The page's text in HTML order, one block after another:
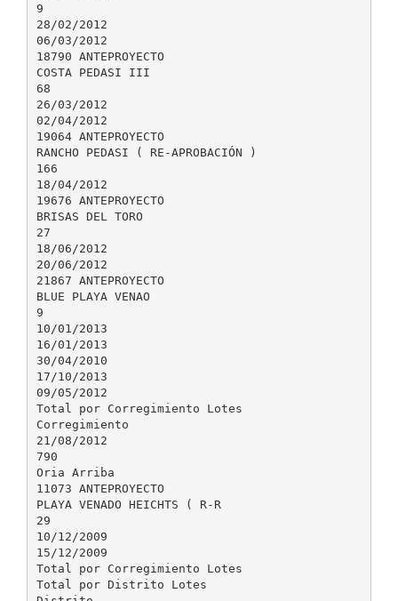
9
28/02/2012
06/03/2012
18790 ANTEPROYECTO
COSTA PEDASI III
68
26/03/2012
02/04/2012
19064 ANTEPROYECTO
RANCHO PEDASI ( RE-APROBACIÓN )
166
18/04/2012
19676 ANTEPROYECTO
BRISAS DEL TORO
27
18/06/2012
20/06/2012
21867 ANTEPROYECTO
BLUE PLAYA VENAO
9
10/01/2013
16/01/2013
30/04/2010
17/10/2013
09/05/2012
Total por Corregimiento Lotes
Corregimiento
21/08/2012
790
Oria Arriba
11073 ANTEPROYECTO
PLAYA VENADO HEICHTS ( R-R
29
10/12/2009
15/12/2009
Total por Corregimiento Lotes
Total por Distrito Lotes